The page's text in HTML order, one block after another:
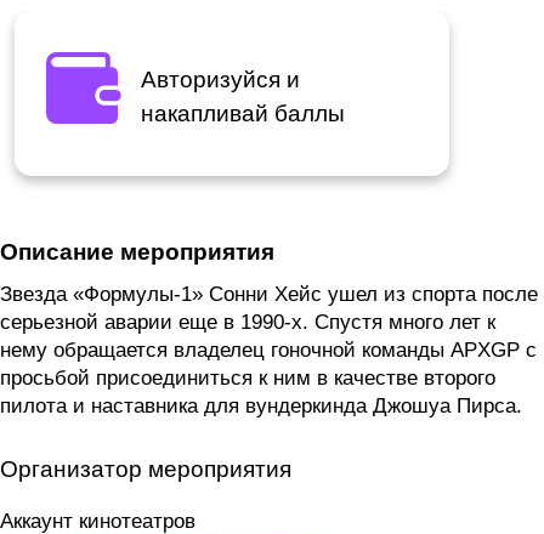
Авторизуйся и
накапливай баллы
Описание мероприятия
Звезда «Формулы-1» Сонни Хейс ушел из спорта после
серьезной аварии еще в 1990-х. Спустя много лет к
нему обращается владелец гоночной команды APXGP с
просьбой присоединиться к ним в качестве второго
пилота и наставника для вундеркинда Джошуа Пирса.
Организатор мероприятия
Аккаунт кинотеатров